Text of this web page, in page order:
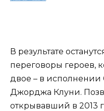
В результате
переговоры героев,
двое – в
Джорджа Клуни.
открывавший в 2013